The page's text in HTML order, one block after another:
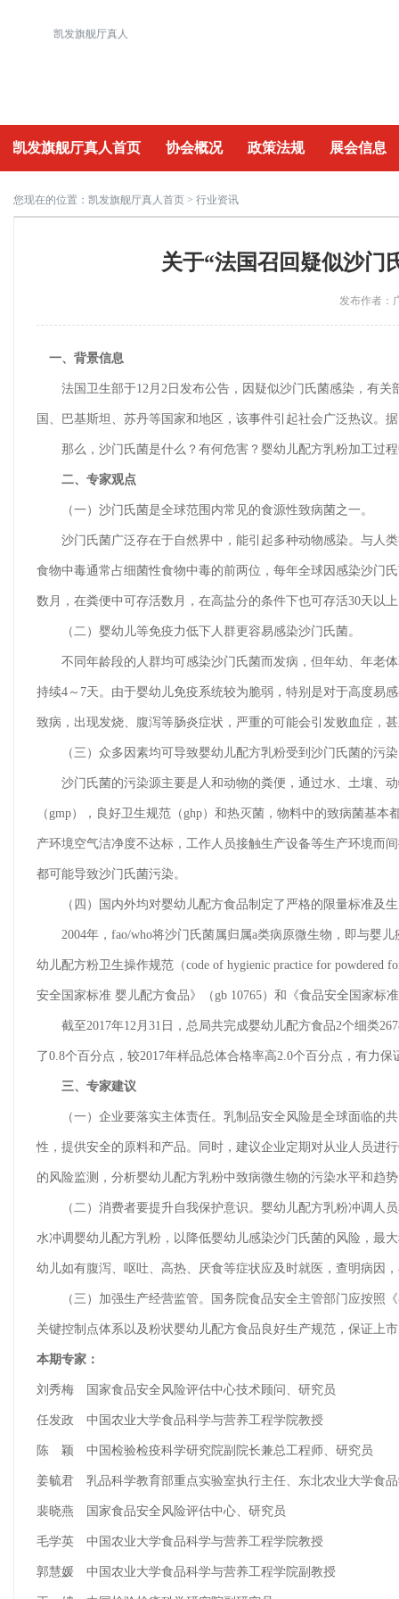
凯发旗舰厅真人
凯发旗舰厅真人首页 协会概况 政策法规 展会信息
重要活动
您现在的位置： 凯发旗舰厅真人首页 > 行业资讯
关于“法国召回疑似沙门
发布作者
一、背景信息
法国卫生部于12月2日发布公告，因疑似沙门氏菌感染，有关
国、巴基斯坦、苏丹等国家和地区，该事件引起社会广泛热议。
那么，沙门氏菌是什么？有何危害？婴幼儿配方乳粉加工过程
二、专家观点
（一）沙门氏菌是全球范围内常见的食源性致病菌之一。
沙门氏菌广泛存在于自然界中，能引起多种动物感染。与人类
食物中毒通常占细菌性食物中毒的前两位，每年全球因感染沙门
数月，在粪便中可存活数月，在高盐分的条件下也可存活30天以
（二）婴幼儿等免疫力低下人群更容易感染沙门氏菌。
不同年龄段的人群均可感染沙门氏菌而发病，但年幼、年老体
持续4～7天。由于婴幼儿免疫系统较为脆弱，特别是对于高度易
致病，出现发烧、腹泻等肠炎症状，严重的可能会引发败血症，
（三）众多因素均可导致婴幼儿配方乳粉受到沙门氏菌的污
沙门氏菌的污染源主要是人和动物的粪便，通过水、土壤、动
（gmp），良好卫生规范（ghp）和热灭菌，物料中的致病菌基
产环境空气洁净度不达标，工作人员接触生产设备等生产环境而
都可能导致沙门氏菌污染。
（四）国内外均对婴幼儿配方食品制定了严格的限量标准及生
2004年，fao/who将沙门氏菌属归属a类病原微生物，即与婴儿
幼儿配方粉卫生操作规范（code of hygienic practice for powdered
安全国家标准 婴儿配方食品》（gb 10765）和《食品安全国家标
截至2017年12月31日，总局共完成婴幼儿配方食品2个细类
了0.8个百分点，较2017年样品总体合格率高2.0个百分点，有力
三、专家建议
（一）企业要落实主体责任。乳制品安全风险是全球面临的共
性，提供安全的原料和产品。同时，建议企业定期对从业人员进
的风险监测，分析婴幼儿配方乳粉中致病微生物的污染水平和趋
（二）消费者要提升自我保护意识。婴幼儿配方乳粉冲调人员
水冲调婴幼儿配方乳粉，以降低婴幼儿感染沙门氏菌的风险，最
幼儿如有腹泻、呕吐、高热、厌食等症状应及时就医，查明病因
（三）加强生产经营监管。国务院食品安全主管部门应按照《
关键控制点体系以及粉状婴幼儿配方食品良好生产规范，保证上
本期专家：
刘秀梅 国家食品安全风险评估中心技术顾问、研究员
任发政 中国农业大学食品科学与营养工程学院教授
陈 颖 中国检验检疫科学研究院副院长兼总工程师、研究员
姜毓君 乳品科学教育部重点实验室执行主任、东北农业大学食
裴晓燕 国家食品安全风险评估中心、研究员
毛学英 中国农业大学食品科学与营养工程学院教授
郭慧媛 中国农业大学食品科学与营养工程学院副教授